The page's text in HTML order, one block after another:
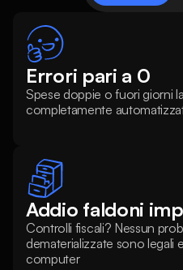
Errori pari a 0
Spese doppie o fuori giorni
completamente
Addio faldoni
Controlli fiscali? Nessun
dematerializzate sono legali
computer